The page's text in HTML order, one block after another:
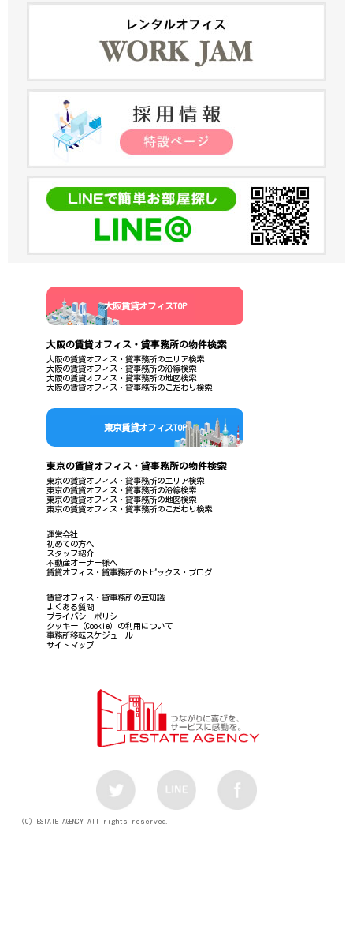
大阪賃貸オフィスTOP
大阪の賃貸オフィス・貸事務所の物件検索
大阪の賃貸オフィス・貸事務所のエリア検索
大阪の賃貸オフィス・貸事務所の沿線検索
大阪の賃貸オフィス・貸事務所の地図検索
大阪の賃貸オフィス・貸事務所のこだわり検索
東京賃貸オフィスTOP
東京の賃貸オフィス・貸事務所の物件検索
東京の賃貸オフィス・貸事務所のエリア検索
東京の賃貸オフィス・貸事務所の沿線検索
東京の賃貸オフィス・貸事務所の地図検索
東京の賃貸オフィス・貸事務所のこだわり検索
運営会社
初めての方へ
スタッフ紹介
不動産オーナー様へ
賃貸オフィス・貸事務所のトピックス・ブログ
賃貸オフィス・貸事務所の豆知識
よくある質問
プライバシーポリシー
クッキー（Cookie）の利用について
事務所移転スケジュール
サイトマップ
（C）ESTATE AGENCY All rights reserved.